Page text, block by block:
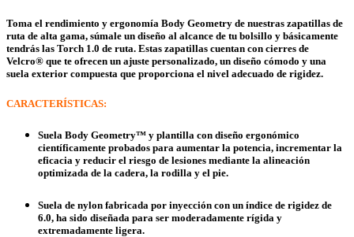
Toma el rendimiento y ergonomía Body Geometry de nuestras zapatillas de
ruta de alta gama, súmale un diseño al alcance de tu bolsillo y básicamente
tendrás las Torch 1.0 de ruta. Estas zapatillas cuentan con cierres de
Velcro® que te ofrecen un ajuste personalizado, un diseño cómodo y una
suela exterior compuesta que proporciona el nivel adecuado de rigidez.
CARACTERÍSTICAS:
Suela Body Geometry™ y plantilla con diseño ergonómico
científicamente probados para aumentar la potencia, incrementar la
eficacia y reducir el riesgo de lesiones mediante la alineación
optimizada de la cadera, la rodilla y el pie.
Suela de nylon fabricada por inyección con un índice de rigidez de
6.0, ha sido diseñada para ser moderadamente rígida y
extremadamente ligera.